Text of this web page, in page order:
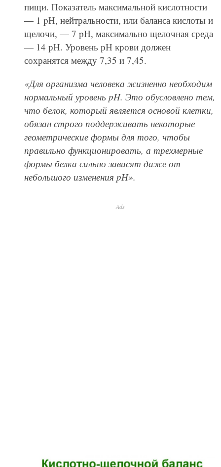
пищи. Показатель максимальной кислотности
— 1 pH, нейтральности, или баланса кислоты и
щелочи, — 7 pH, максимально щелочная среда
— 14 рН. Уровень рН крови должен
сохранятся между 7,35 и 7,45.
«Для организма человека жизненно необходим
нормальный уровень pH. Это обусловлено тем,
что белок, который является основой клетки,
обязан строго поддерживать некоторые
геометрические формы для того, чтобы
правильно функционировать, а трехмерные
формы белка сильно зависят даже от
небольшого изменения pН».
Ads